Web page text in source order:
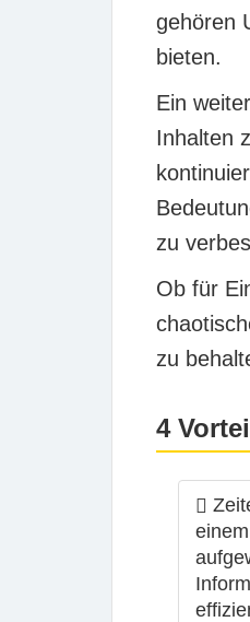
gehören
bieten.
Ein
Inhalten
zu
Ob für
zu
4